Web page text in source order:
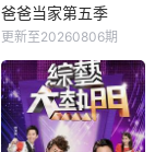
爸爸当家第五季
更新至20260806期